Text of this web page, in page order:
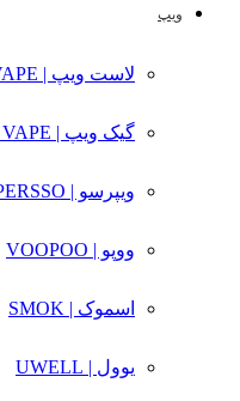
ویپ
لاست ویپ | LOST VAPE
گیک ویپ | GEEK VAPE
ویپرسو | VAPERSSO
ووپو | VOOPOO
اسموک | SMOK
یوول | UWELL